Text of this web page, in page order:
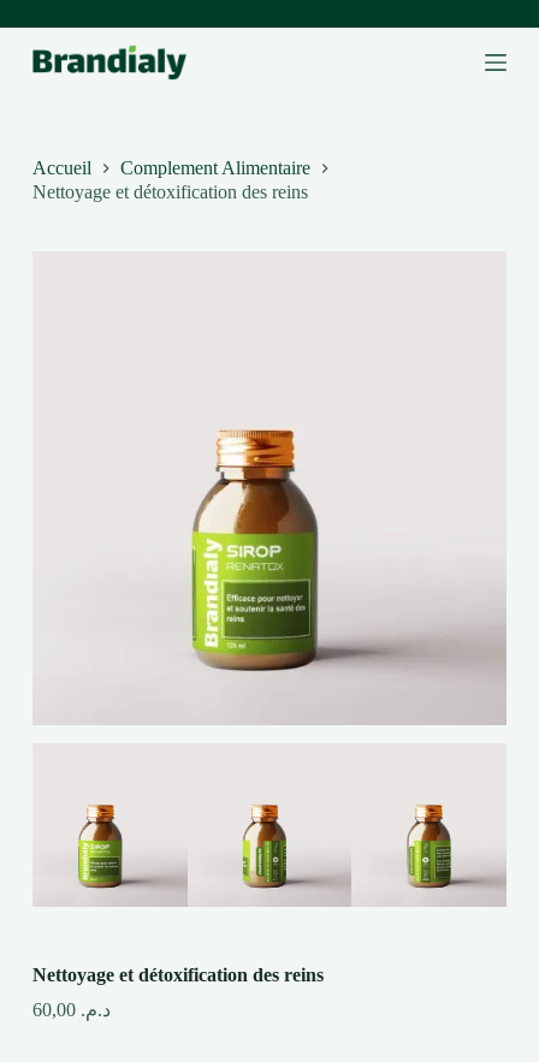
uAccueil
Complement Alimentaire
Nettoyage et détoxification des reins
Nettoyage et détoxification des reins
د.م. 60,00